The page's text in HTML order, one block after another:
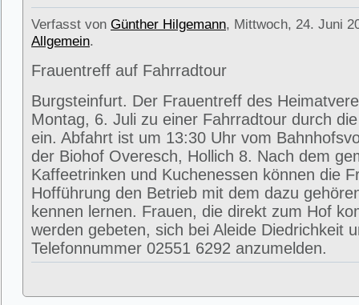
Verfasst von Günther Hilgemann, Mittwoch, 24. Juni
Allgemein.
Frauentreff auf Fahrradtour
Burgsteinfurt. Der Frauentreff des
Montag, 6. Juli zu einer Fahrradtour durch
ein. Abfahrt ist um 13:30 Uhr vom
der Biohof Overesch, Hollich 8. Nach dem
Kaffeetrinken und Kuchenessen können die
Hofführung den Betrieb mit dem dazu
kennen lernen. Frauen, die direkt zum Hof
werden gebeten, sich bei Aleide Diedrichkeit
Telefonnummer 02551 6292 anzumelden.